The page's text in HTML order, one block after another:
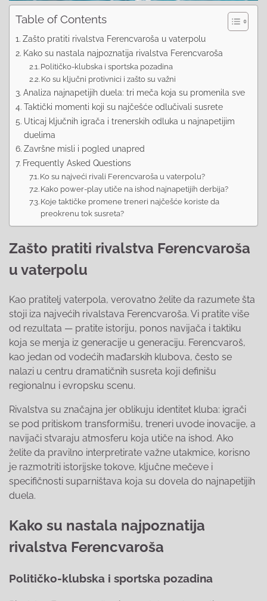
Table of Contents
Zašto pratiti rivalstva Ferencvaroša u vaterpolu
Kako su nastala najpoznatija rivalstva Ferencvaroša
Političko-klubska i sportska pozadina
Ko su ključni protivnici i zašto su važni
Analiza najnapetijih duela: tri meča koja su promenila sve
Taktički momenti koji su najčešće odlučivali susrete
Uticaj ključnih igrača i trenerskih odluka u najnapetijim
duelima
Završne misli i pogled unapred
Frequently Asked Questions
Ko su najveći rivali Ferencvaroša u vaterpolu?
Kako power-play utiče na ishod najnapetijih derbija?
Koje taktičke promene treneri najčešće koriste da
preokrenu tok susreta?
Zašto pratiti rivalstva Ferencvaroša
u vaterpolu
Kao pratitelj vaterpola, verovatno želite da razumete šta
stoji iza najvećih rivalstava Ferencvaroša. Vi pratite više
od rezultata — pratite istoriju, ponos navijača i taktiku
koja se menja iz generacije u generaciju. Ferencvaroš,
kao jedan od vodećih mađarskih klubova, često se
nalazi u centru dramatičnih susreta koji definišu
regionalnu i evropsku scenu.
Rivalstva su značajna jer oblikuju identitet kluba: igrači
se pod pritiskom transformišu, treneri uvode inovacije, a
navijači stvaraju atmosferu koja utiče na ishod. Ako
želite da pravilno interpretirate važne utakmice, korisno
je razmotriti istorijske tokove, ključne mečeve i
specifičnosti suparništava koja su dovela do najnapetijih
duela.
Kako su nastala najpoznatija
rivalstva Ferencvaroša
Političko-klubska i sportska pozadina